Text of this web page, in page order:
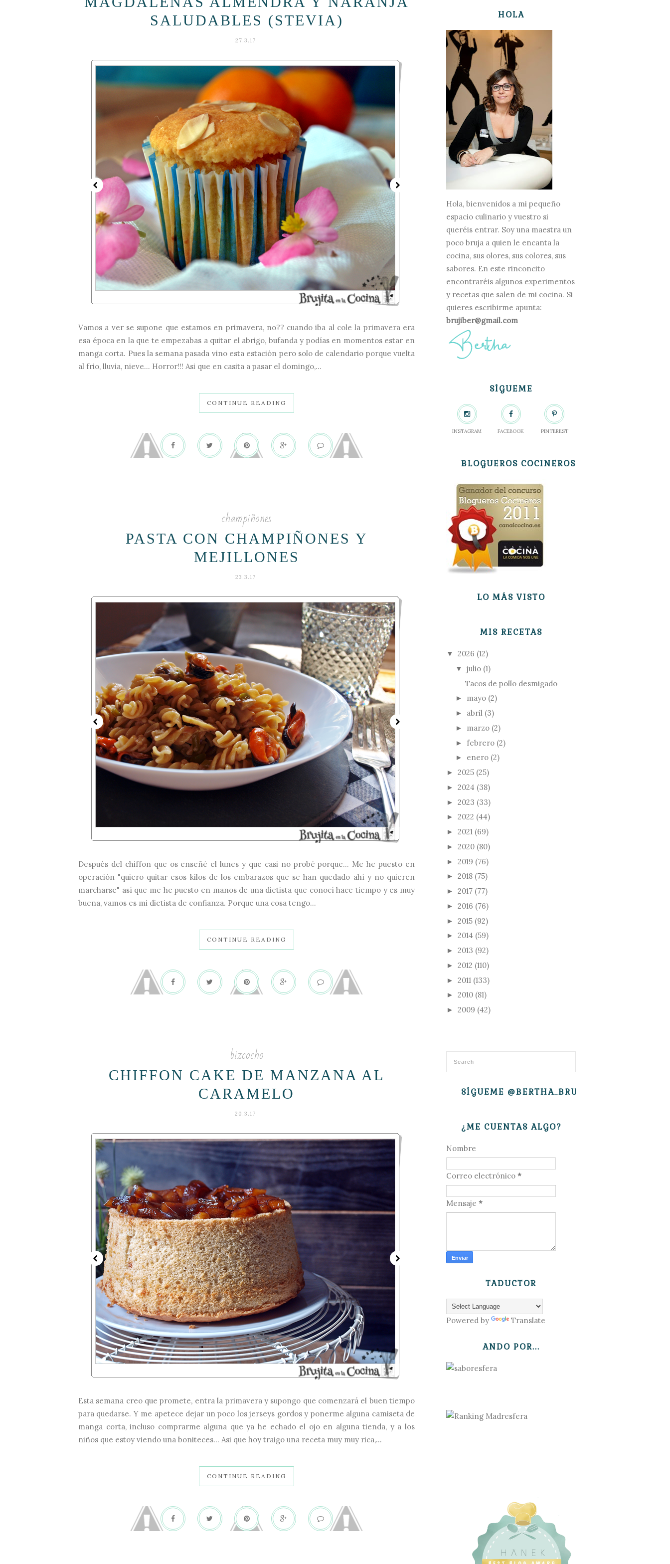
SALUDABLES (STEVIA)
27.3.17
Vamos a ver se supone que estamos en primavera, no?? cuando iba al cole la primavera era
esa época en la que te empezabas a quitar el abrigo, bufanda y podías en momentos estar en
manga corta. Pues la semana pasada vino esta estación pero solo de calendario porque vuelta
al frio, lluvia, nieve... Horror!!! Asi que en casita a pasar el domingo,...
CONTINUE READING
champiñones
PASTA CON CHAMPIÑONES Y
MEJILLONES
23.3.17
Después del chiffon que os enseñé el lunes y que casi no probé porque... Me he puesto en
operación "quiero quitar esos kilos de los embarazos que se han quedado ahí y no quieren
marcharse" así que me he puesto en manos de una dietista que conocí hace tiempo y es muy
buena, vamos es mi dietista de confianza. Porque una cosa tengo...
CONTINUE READING
bizcocho
CHIFFON CAKE DE MANZANA AL
CARAMELO
20.3.17
Esta semana creo que promete, entra la primavera y supongo que comenzará el buen tiempo
para quedarse. Y me apetece dejar un poco los jerseys gordos y ponerme alguna camiseta de
manga corta, incluso comprarme alguna que ya he echado el ojo en alguna tienda, y a los
niños que estoy viendo una boniteces... Asi que hoy traigo una receta muy muy rica,...
CONTINUE READING
HOLA
Hola, bienvenidos a mi pequeño
espacio culinario y vuestro si
queréis entrar. Soy una maestra un
poco bruja a quien le encanta la
cocina, sus olores, sus colores, sus
sabores. En este rinconcito
encontraréis algunos experimentos
y recetas que salen de mi cocina. Si
quieres escribirme apunta:
brujiber@gmail.com
SÍGUEME
INSTAGRAM FACEBOOK PINTEREST
BLOGUEROS COCINEROS
LO MÁS VISTO
MIS RECETAS
▼ 2026 (12)
▼ julio (1)
Tacos de pollo desmigado
► mayo (2)
► abril (3)
► marzo (2)
► febrero (2)
► enero (2)
► 2025 (25)
► 2024 (38)
► 2023 (33)
► 2022 (44)
► 2021 (69)
► 2020 (80)
► 2019 (76)
► 2018 (75)
► 2017 (77)
► 2016 (76)
► 2015 (92)
► 2014 (59)
► 2013 (92)
► 2012 (110)
► 2011 (133)
► 2010 (81)
► 2009 (42)
SÍGUEME @BERTHA_BRUJITA
¿ME CUENTAS ALGO?
Nombre
Correo electrónico *
Mensaje *
TADUCTOR
Powered by Translate
ANDO POR...